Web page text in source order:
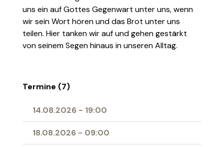
uns ein auf Gottes Gegenwart unter uns, wenn
wir sein Wort hören und das Brot unter uns
teilen. Hier tanken wir auf und gehen gestärkt
von seinem Segen hinaus in unseren Alltag.
Termine (7)
14.08.2026 - 19:00
18.08.2026 - 09:00